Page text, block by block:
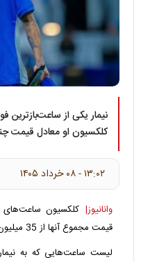
نیمار یکی از
کلکسیون او معادل قیمت
۱۳:۰۲ - ۰۸ خرداد ۱۴۰۵
وانانیوز| کلکسیون ساعت‌های
قیمت مجموع آنها از 35 میلیون رئال فراتر برود
‫لیست ساعت‌هایی که به